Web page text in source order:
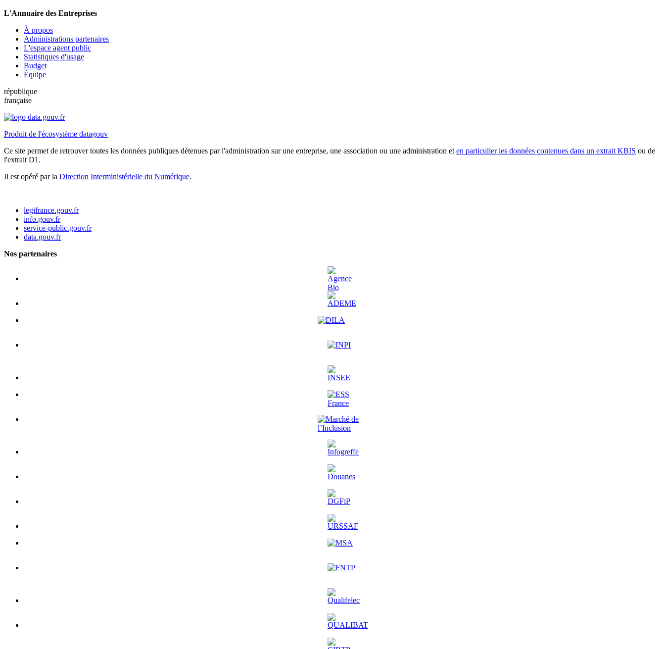
L'Annuaire des Entreprises
À propos
Administrations partenaires
L'espace agent public
Statistiques d'usage
Budget
Équipe
république
française
Produit de l'écosystème datagouv
Ce site permet de retrouver toutes les données publiques détenues par l'administration sur une entreprise, une association ou une administration et en particulier les données contenues dans un extrait KBIS ou de
l'extrait D1.
Il est opéré par la Direction Interministérielle du Numérique.
legifrance.gouv.fr
info.gouv.fr
service-public.gouv.fr
data.gouv.fr
Nos partenaires